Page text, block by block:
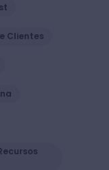
Clientes